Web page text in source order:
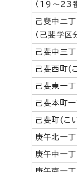
（19～23
己斐中二丁
（己斐学区
己斐中三丁
己斐西町(
己斐東一
己斐本町
己斐町(こ
庚午北一
庚午中一